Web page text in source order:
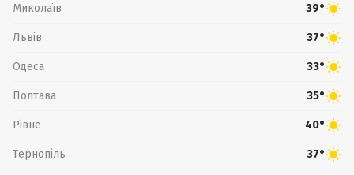
Миколаїв 39°
Львів 37°
Одеса 33°
Полтава 35°
Рівне 40°
Тернопіль 37°